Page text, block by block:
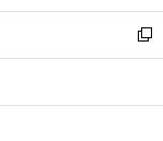
開
く
ウ
で
開
ン
ド
ウ
開
ウ
ィ
ン
ウ
し
い
ウ
ン
新
し
ウ